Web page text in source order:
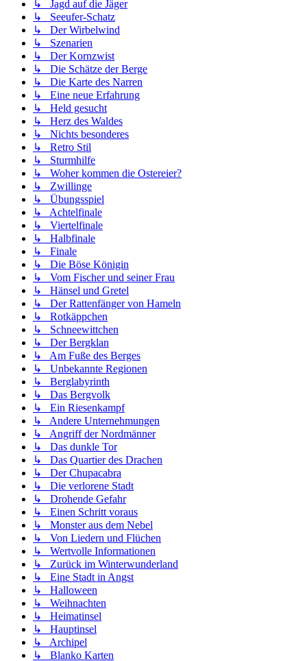
↳ Jagd auf die Jäger
↳ Seeufer-Schatz
↳ Der Wirbelwind
↳ Szenarien
↳ Der Kornzwist
↳ Die Schätze der Berge
↳ Die Karte des Narren
↳ Eine neue Erfahrung
↳ Held gesucht
↳ Herz des Waldes
↳ Nichts besonderes
↳ Retro Stil
↳ Sturmhilfe
↳ Woher kommen die Ostereier?
↳ Zwillinge
↳ Übungsspiel
↳ Achtelfinale
↳ Viertelfinale
↳ Halbfinale
↳ Finale
↳ Die Böse Königin
↳ Vom Fischer und seiner Frau
↳ Hänsel und Gretel
↳ Der Rattenfänger von Hameln
↳ Rotkäppchen
↳ Schneewittchen
↳ Der Bergklan
↳ Am Fuße des Berges
↳ Unbekannte Regionen
↳ Berglabyrinth
↳ Das Bergvolk
↳ Ein Riesenkampf
↳ Andere Unternehmungen
↳ Angriff der Nordmänner
↳ Das dunkle Tor
↳ Das Quartier des Drachen
↳ Der Chupacabra
↳ Die verlorene Stadt
↳ Drohende Gefahr
↳ Einen Schritt voraus
↳ Monster aus dem Nebel
↳ Von Liedern und Flüchen
↳ Wertvolle Informationen
↳ Zurück im Winterwunderland
↳ Eine Stadt in Angst
↳ Halloween
↳ Weihnachten
↳ Heimatinsel
↳ Hauptinsel
↳ Archipel
↳ Blanko Karten